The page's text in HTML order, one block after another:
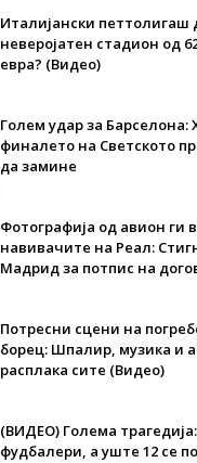
Италијански петтолигаш
неверојатен стадион од
евра? (Видео)
Голем удар за Барселона:
финалето на Светското
да замине
Фотографија од авион ги
навивачите на Реал:
Мадрид за потпис на
Потресни сцени на
борец: Шпалир, музика и
расплака сите (Видео)
(ВИДЕО) Голема
фудбалери, а уште 12 се